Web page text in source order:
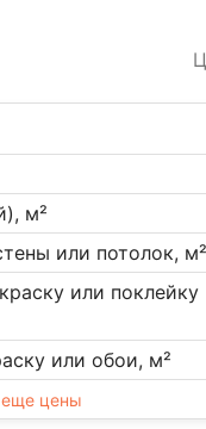
м²
или потолок, м²
или поклейку
или обои, м²
еще цены